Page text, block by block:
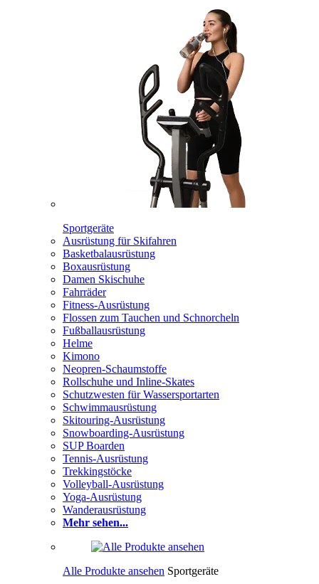
Sportgeräte
Ausrüstung für Skifahren
Basketbalausrüstung
Boxausrüstung
Damen Skischuhe
Fahrräder
Fitness-Ausrüstung
Flossen zum Tauchen und Schnorcheln
Fußballausrüstung
Helme
Kimono
Neopren-Schaumstoffe
Rollschuhe und Inline-Skates
Schutzwesten für Wassersportarten
Schwimmausrüstung
Skitouring-Ausrüstung
Snowboarding-Ausrüstung
SUP Boarden
Tennis-Ausrüstung
Trekkingstöcke
Volleyball-Ausrüstung
Yoga-Ausrüstung
Wanderausrüstung
Mehr sehen...
Alle Produkte ansehen Sportgeräte